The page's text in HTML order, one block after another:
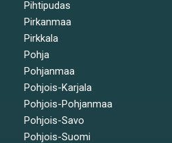
Pihtipudas
Pirkanmaa
Pirkkala
Pohja
Pohjanmaa
Pohjois-Karjala
Pohjois-Pohjanmaa
Pohjois-Savo
Pohjois-Suomi